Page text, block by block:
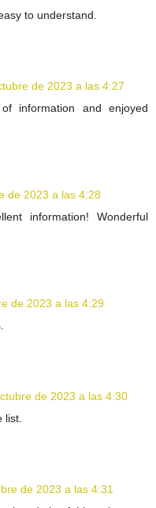
to understand.
de 2023 a las 4:27
information and enjoyed
de 2023 a las 4:28
information! Wonderful
de 2023 a las 4:29
de 2023 a las 4:30
list.
de 2023 a las 4:31